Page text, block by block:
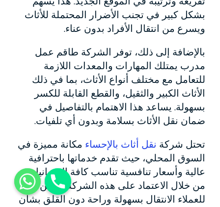
بشكل كبير في تجنب الأضرار المحتملة للأثاث
ويسرع من انتقال الأفراد بدون عناء.
بالإضافة إلى ذلك، توفر الشركة طاقم عمل
مدرب يمتلك المهارات والمعدات اللازمة
للتعامل مع مختلف أنواع الأثاث، بما في ذلك
الأثاث الكبير والثقيل، والقطع القابلة للكسر
بسهولة. يساعد هذا الاهتمام بالتفاصيل في
ضمان نقل الأثاث بسلامة وبدون أي تلفيات.
تحتل شركة نقل أثاث بالإحساء مكانة مميزة في
السوق المحلي، حيث تقدم خدماتها باحترافية
عالية وأسعار تنافسية تناسب كافة الميزانيات.
من خلال الاعتماد على هذه الشركة، يمكن
للعملاء الانتقال بسهولة وراحة دون القلق بشأن